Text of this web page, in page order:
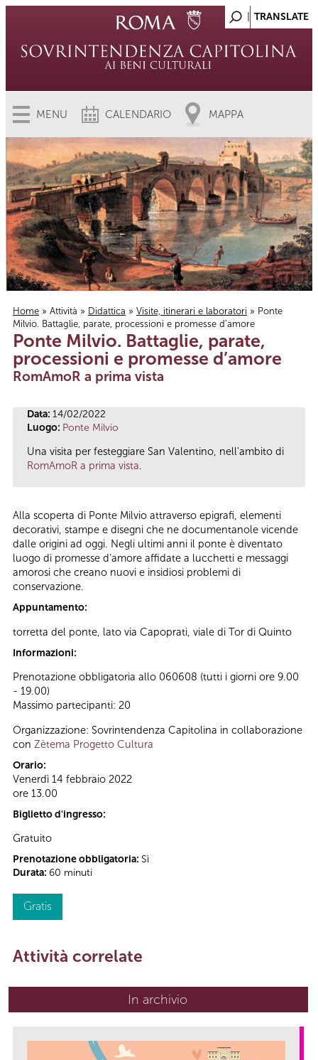
MENU CALENDARIO MAPPA
Tu sei qui
Home » Attività » Didattica » Visite, itinerari e laboratori » Ponte
Milvio. Battaglie, parate, processioni e promesse d’amore
Ponte Milvio. Battaglie, parate,
processioni e promesse d’amore
RomAmoR a prima vista
Data: 14/02/2022
Luogo: Ponte Milvio
Una visita per festeggiare San Valentino, nell'ambito di
RomAmoR a prima vista.
Alla scoperta di Ponte Milvio attraverso epigrafi, elementi
decorativi, stampe e disegni che ne documentanole vicende
dalle origini ad oggi. Negli ultimi anni il ponte è diventato
luogo di promesse d’amore affidate a lucchetti e messaggi
amorosi che creano nuovi e insidiosi problemi di
conservazione.
Appuntamento:
torretta del ponte, lato via Capoprati, viale di Tor di Quinto
Informazioni:
Prenotazione obbligatoria allo 060608 (tutti i giorni ore 9.00
- 19.00)
Massimo partecipanti: 20
Organizzazione: Sovrintendenza Capitolina in collaborazione
con Zètema Progetto Cultura
Orario:
Venerdì 14 febbraio 2022
ore 13.00
Biglietto d'ingresso:
Gratuito
Prenotazione obbligatoria: Sì
Durata: 60 minuti
Gratis
Attività correlate
In archivio